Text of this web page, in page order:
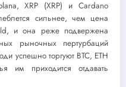
XRP (XRP) и Cardano
сильнее, чем цена
и она реже подвержена
рыночных пертурбаций
успешно торгуют BTC, ETH
приходится отдавать